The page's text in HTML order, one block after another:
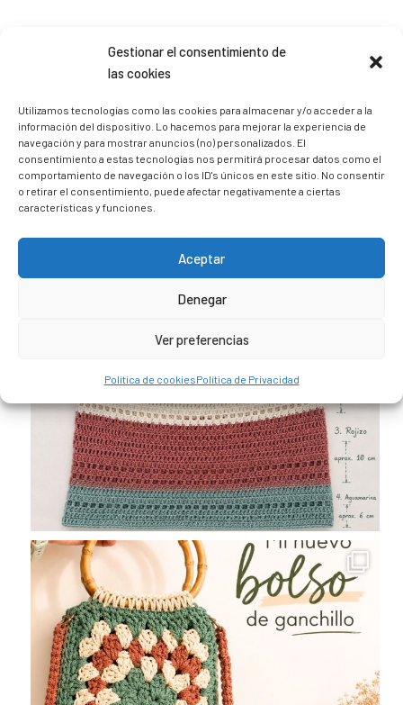
Gestionar el consentimiento de
las cookies
Utilizamos tecnologías como las cookies para almacenar y/o acceder a la
información del dispositivo. Lo hacemos para mejorar la experiencia de
navegación y para mostrar anuncios (no) personalizados. El
consentimiento a estas tecnologías nos permitirá procesar datos como el
comportamiento de navegación o los ID's únicos en este sitio. No consentir
o retirar el consentimiento, puede afectar negativamente a ciertas
características y funciones.
Aceptar
Denegar
Ver preferencias
Política de cookiesPolítica de Privacidad
Sígueme en Instagram
trizia_comopedroporsucasa
Freelance | Web | RRSS
Mi tienda de productos ECO
@lacatalina.shop
Alquila tu Autocaravana en
@caravana_go
Mi blog de viajes